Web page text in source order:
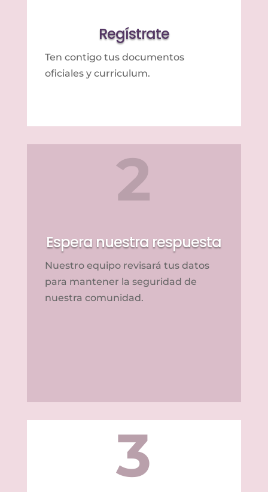
Regístrate
Ten contigo tus documentos
oficiales y curriculum.
2
Espera nuestra respuesta
Nuestro equipo revisará tus datos
para mantener la seguridad de
nuestra comunidad.
3